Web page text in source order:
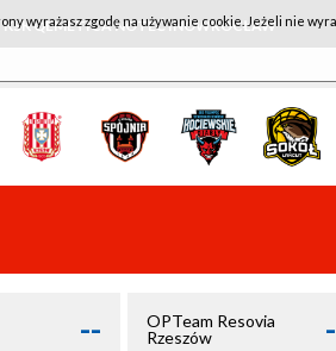
QEMETICA NOTEĆ INOWROCŁAW
--
OPTeam Resovia
Rzeszów
wyrażasz zgodę na używanie cookie. Jeżeli nie